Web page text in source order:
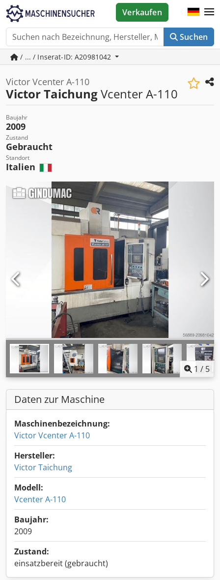
Suchen
Verkaufen
/ ... / Inserat-ID: A20981042
Victor Vcenter A-110
Victor TaichungVcenter A-110
Baujahr
2009
Zustand
Gebraucht
Standort
Italien
1 / 5
Daten zur Maschine
Maschinenbezeichnung:
Victor Vcenter A-110
Hersteller:
Victor Taichung
Modell:
Vcenter A-110
Baujahr:
2009
Zustand:
einsatzbereit (gebraucht)